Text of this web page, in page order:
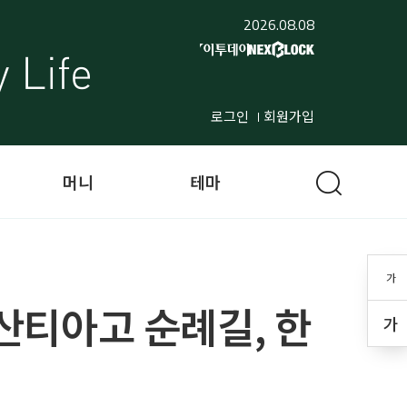
2026.08.08
로그인 회원가입
가
가
머니 테마
티아고 순례길, 한